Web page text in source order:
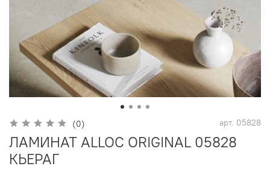
(0) арт. 05828
ЛАМИНАТ ALLOC ORIGINAL 05828
КЬЕРАГ